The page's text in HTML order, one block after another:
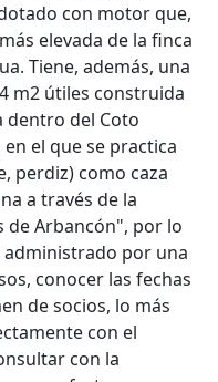
con motor que,
elevada de la finca
Tiene, además, una
m2 útiles construida
dentro del Coto
el que se practica
perdiz) como caza
a través de la
de Arbancón", por lo
por una
conocer las fechas
de socios, lo más
con el
con la